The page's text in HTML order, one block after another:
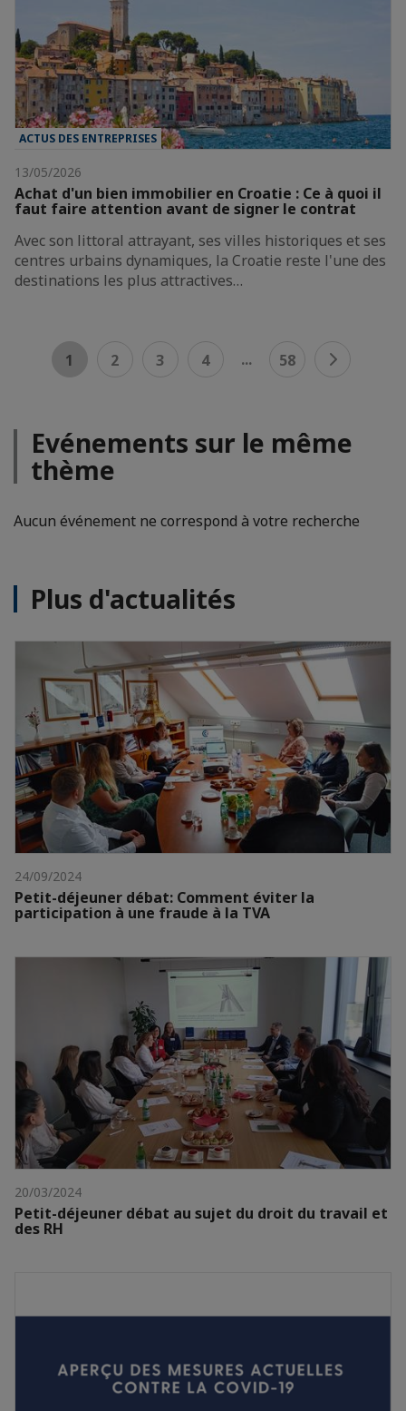
ACTUS DES ENTREPRISES
13/05/2026
Achat d'un bien immobilier en Croatie : Ce à quoi il
faut faire attention avant de signer le contrat
Avec son littoral attrayant, ses villes historiques et ses
centres urbains dynamiques, la Croatie reste l'une des
destinations les plus attractives…
1 2 3 4 ... 58
Evénements sur le même
thème
Aucun événement ne correspond à votre recherche
Plus d'actualités
24/09/2024
Petit-déjeuner débat: Comment éviter la
participation à une fraude à la TVA
20/03/2024
Petit-déjeuner débat au sujet du droit du travail et
des RH